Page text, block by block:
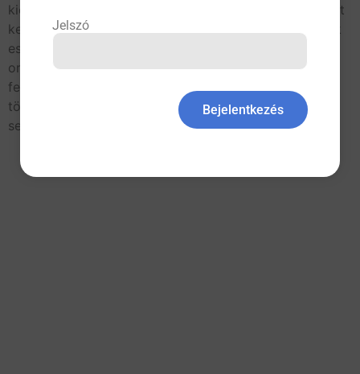
kiegészítéseként sókamra-inhalatóriumban alkalmazott
kezeléseket is érdemes alkalmazni. A pollenallergiások
esetében az egyik leggyakoribb probléma az
orrdugulás. Amennyiben a panaszok több hétig
fennállnak, krónikussá válnak, akkor a sókamrában
történő kezelés az esetek többségében gyorsan
segíthet. Az elmúlt […]
Jelszó
Bejelentkezés